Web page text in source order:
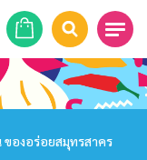
ของอร่อยสมุทรสาคร